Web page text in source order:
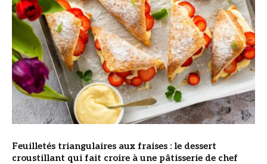
Feuilletés triangulaires aux fraises : le dessert
croustillant qui fait croire à une pâtisserie de chef